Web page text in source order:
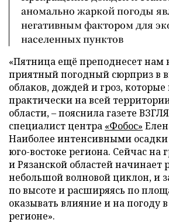
аномально жаркой погоды
негативным фактором для
населенных пунктов
«Пятница ещё преподнесет нам
приятный погодный сюрприз в
облаков, дождей и гроз,
практически на всей
области, – пояснила газете
специалист центра «Фобос»
Наиболее интенсивными осадки
юго-востоке региона. Сейчас на
и Рязанской областей начинает
небольшой волновой циклон, и
по высоте и расширяясь по
оказывать влияние и на погоду
регионе».